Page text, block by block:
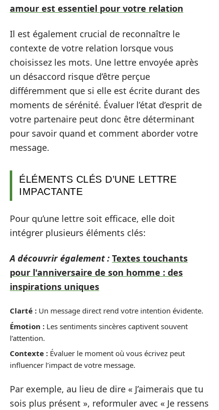
amour est essentiel pour votre relation
Il est également crucial de reconnaître le
contexte de votre relation lorsque vous
choisissez les mots. Une lettre envoyée après
un désaccord risque d’être perçue
différemment que si elle est écrite durant des
moments de sérénité. Évaluer l’état d’esprit de
votre partenaire peut donc être déterminant
pour savoir quand et comment aborder votre
message.
ÉLÉMENTS CLÉS D’UNE LETTRE
IMPACTANTE
Pour qu’une lettre soit efficace, elle doit
intégrer plusieurs éléments clés:
A découvrir également : Textes touchants
pour l'anniversaire de son homme : des
inspirations uniques
Clarté : Un message direct rend votre intention évidente.
Émotion : Les sentiments sincères captivent souvent
l’attention.
Contexte : Évaluer le moment où vous écrivez peut
influencer l’impact de votre message.
Par exemple, au lieu de dire « J’aimerais que tu
sois plus présent », reformuler avec « Je ressens